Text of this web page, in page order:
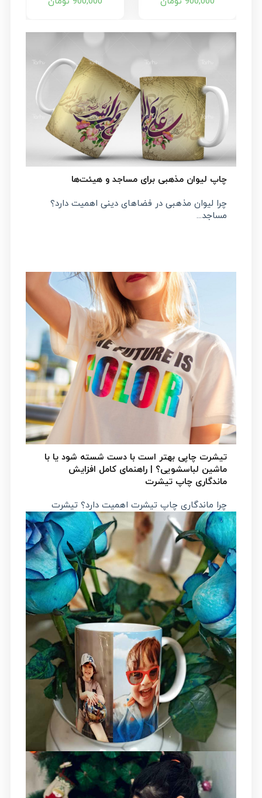
چاپ لیوان مذهبی برای مساجد و هیئت‌ها
چرا لیوان مذهبی در فضاهای دینی اهمیت دارد؟
مساجد...
تیشرت چاپی بهتر است با دست شسته شود یا با
ماشین لباسشویی؟ | راهنمای کامل افزایش
ماندگاری چاپ تیشرت
چرا ماندگاری چاپ تیشرت اهمیت دارد؟ تیشرت
چاپی تنها...